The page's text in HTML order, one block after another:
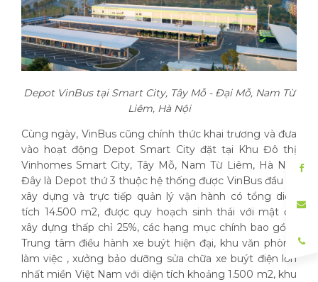
Depot VinBus tại Smart City, Tây Mỗ - Đại Mỗ, Nam Từ
Liêm, Hà Nội
Cùng ngày, VinBus cũng chính thức khai trương và đưa
vào hoạt động Depot Smart City đặt tại Khu Đô thị
Vinhomes Smart City, Tây Mỗ, Nam Từ Liêm, Hà Nội.
Đây là Depot thứ 3 thuộc hệ thống được VinBus đầu tư
xây dựng và trực tiếp quản lý vận hành có tổng diện
tích 14.500 m2, được quy hoạch sinh thái với mật độ
xây dựng thấp chỉ 25%, các hạng mục chính bao gồm
Trung tâm điều hành xe buýt hiện đại, khu văn phòng
làm việc , xưởng bảo dưỡng sửa chữa xe buýt điện lớn
nhất miền Việt Nam với diện tích khoảng 1.500 m2, khu